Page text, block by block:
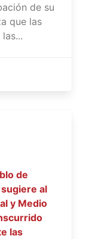
de su
que las
de
al
y Medio
las